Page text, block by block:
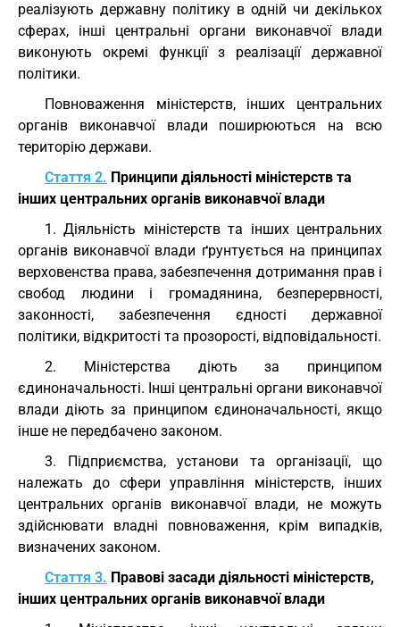
реалізують державну політику в одній чи декількох
сферах, інші центральні органи виконавчої влади
виконують окремі функції з реалізації державної
політики.
Повноваження міністерств, інших центральних
органів виконавчої влади поширюються на всю
територію держави.
Стаття 2. Принципи діяльності міністерств та
інших центральних органів виконавчої влади
1. Діяльність міністерств та інших центральних
органів виконавчої влади ґрунтується на принципах
верховенства права, забезпечення дотримання прав і
свобод людини і громадянина, безперервності,
законності, забезпечення єдності державної
політики, відкритості та прозорості, відповідальності.
2. Міністерства діють за принципом
єдиноначальності. Інші центральні органи виконавчої
влади діють за принципом єдиноначальності, якщо
інше не передбачено законом.
3. Підприємства, установи та організації, що
належать до сфери управління міністерств, інших
центральних органів виконавчої влади, не можуть
здійснювати владні повноваження, крім випадків,
визначених законом.
Стаття 3. Правові засади діяльності міністерств,
інших центральних органів виконавчої влади